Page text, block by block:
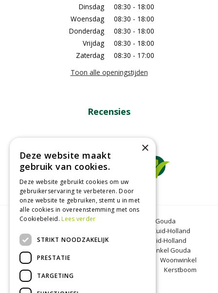
Dinsdag
08:30 - 18:00
Woensdag
08:30 - 18:00
Donderdag
08:30 - 18:00
Vrijdag
08:30 - 18:00
Zaterdag
08:30 - 17:00
Toon alle openingstijden
Recensies
Tuincentrum Gouda
Tuinmeubelen Gouda
Graszoden Zuid-Holland
Kinderboerderij Gouda
Tuincentrum Zuid-Holland
Oranjeband zaden
Dierenwinkel Gouda
BBQ Gouda
Tuinmeubelen Zuid-Holland
Woonwinkel
Zuid-Holland
Kerstboom
Bergambacht
×
Deze website maakt
gebruik van cookies.
Deze website gebruikt cookies om uw
gebruikerservaring te verbeteren. Door
onze website te gebruiken, stemt u in met
alle cookies in overeenstemming met ons
Cookiebeleid.Lees verder
STRIKT NOODZAKELIJK
PRESTATIE
TARGETING